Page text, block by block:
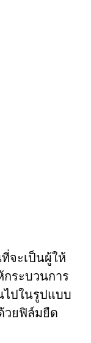
จะเป็นผู้ให้
กระบวนการ
ไปในรูปแบบ
วยฟิล์มยืด